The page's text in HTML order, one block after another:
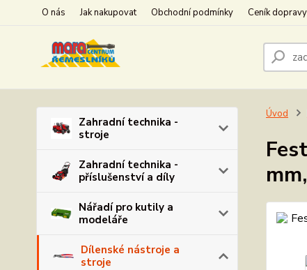
O nás Jak nakupovat Obchodní podmínky Ceník dopravy
Zahradní technika -
stroje
Zahradní technika -
příslušenství a díly
Nářadí pro kutily a
modeláře
Dílenské nástroje a
stroje
Úvod